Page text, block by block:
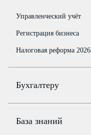
Управленческий учёт
Регистрация бизнеса
Налоговая реформа 2026
Бухгалтеру
Цены
База знаний